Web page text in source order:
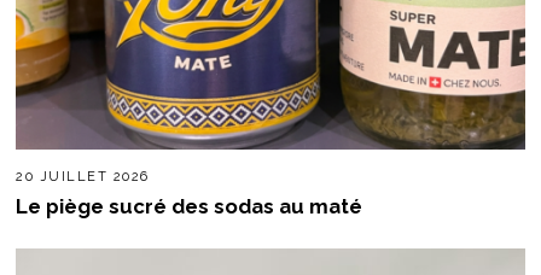
20 JUILLET 2026
Le piège sucré des sodas au maté